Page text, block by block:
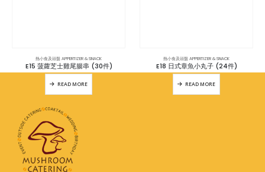
熱小食及頭盤 APPERTIZER & SNACK
E15 菠蘿芝士雞尾腸串 (30件)
READ MORE
熱小食及頭盤 APPERTIZER & SNACK
E18 日式章魚小丸子 (24件)
READ MORE